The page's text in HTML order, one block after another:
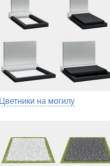
Цветники на могилу